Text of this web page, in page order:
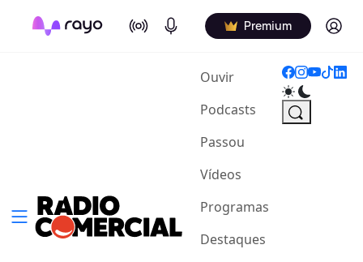
On Air Podcasts Premium Log in
Ouvir(current)
Podcasts
Passou
Vídeos
Programas
Destaques